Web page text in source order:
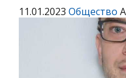
11.01.2023 Общество